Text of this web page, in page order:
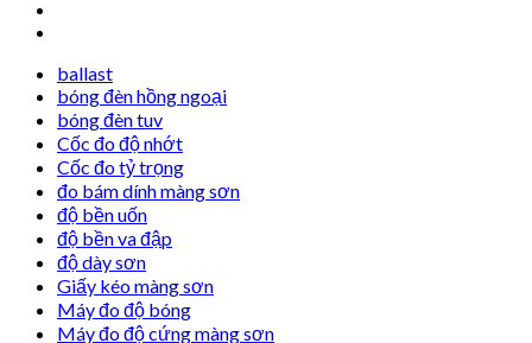
ballast
bóng đèn hồng ngoại
bóng đèn tuv
Cốc đo độ nhớt
Cốc đo tỷ trọng
đo bám dính màng sơn
độ bền uốn
độ bền va đập
độ dày sơn
Giấy kéo màng sơn
Máy đo độ bóng
Máy đo độ cứng màng sơn